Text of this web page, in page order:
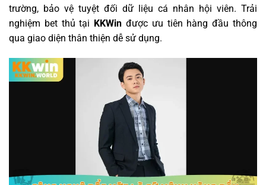
trường, bảo vệ tuyệt đối dữ liệu cá nhân hội viên. Trải
nghiệm bet thủ tại KKWin được ưu tiên hàng đầu thông
qua giao diện thân thiện dễ sử dụng.